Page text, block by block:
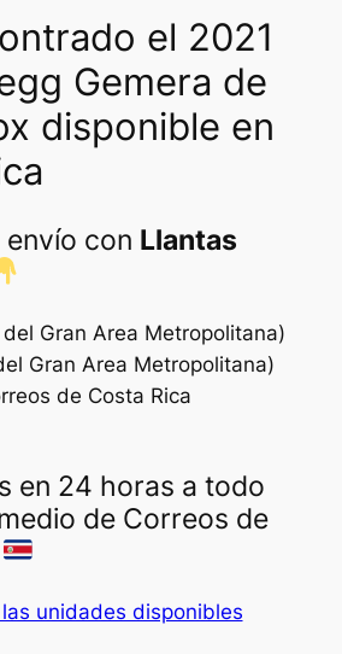
₡
1
2
5
.
el 2021
Gemera de
disponible en
con Llantas
Gran Area Metropolitana)
Gran Area Metropolitana)
de Costa Rica
en 24 horas a todo
de Correos de
unidades disponibles